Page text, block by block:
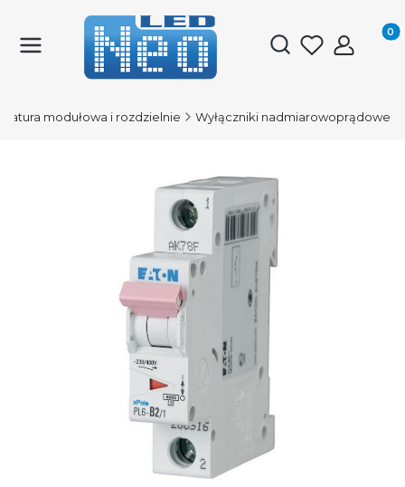
Otwórz
modułowa i rozdzielnie Wyłączniki nadmiarowoprądowe